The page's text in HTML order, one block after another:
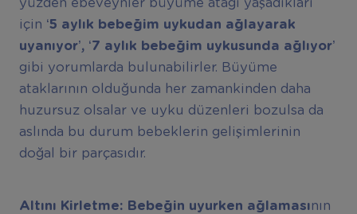
yüzden ebeveynler büyüme atağı yaşadıkları
için ‘5 ayl ı k bebeğim uykudan ağ layarak
uyanıyor’, ‘7 ayl ı k bebeğim uykusunda ağ ıyor’
gibi yorumlarda bulunabilirler. Büyüme
ataklarının olduğunda her zamankinden daha
huzursuz olsalar ve uyku düzenleri bozulsa da
aslında bu durum bebeklerin gelişimlerinin
doğal bir parçasıdır.
Altını Kirletme: Bebeğin uyurken ağ lamasının